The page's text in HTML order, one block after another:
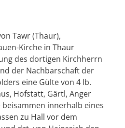
Tawr (Thaur),
Kirche in Thaur
des dortigen Kirchherrn
der Nachbarschaft der
eine Gülte von 4 lb.
Hofstatt, Gärtl, Anger
beisammen innerhalb eines
zu Hall vor dem